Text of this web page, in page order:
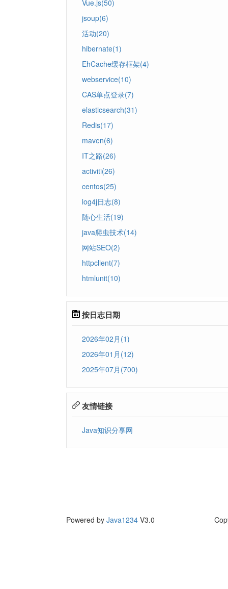
Vue.js(50)
jsoup(6)
活动(20)
hibernate(1)
EhCache缓存框架(4)
webservice(10)
CAS单点登录(7)
elasticsearch(31)
Redis(17)
maven(6)
IT之路(26)
activiti(26)
centos(25)
log4j日志(8)
随心生活(19)
java爬虫技术(14)
网站SEO(2)
httpclient(7)
htmlunit(10)
按日志日期
2026年02月(1)
2026年01月(12)
2025年07月(700)
友情链接
Java知识分享网
Powered by Java1234 V3.0